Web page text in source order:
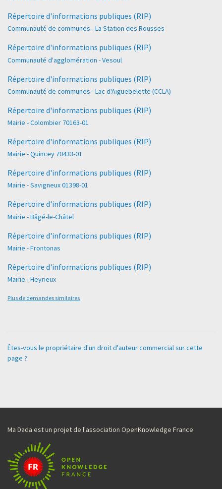
Répertoire d'informations publiques (RIP)
Communauté de communes - La Station des Rousses
Répertoire d'informations publiques (RIP)
Communauté d'agglomération - Vesoul
Répertoire d'informations publiques (RIP)
Communauté de communes - Lac d'Aiguebelette (CCLA)
Répertoire d'informations publiques (RIP)
Mairie - Colombier 70163-01
Répertoire d'informations publiques (RIP)
Mairie - Quincey 70433-01
Répertoire d'informations publiques (RIP)
Mairie - Savigneux 01398-01
Répertoire d'informations publiques (RIP)
Mairie - Bâgé-le-Châtel
Répertoire d'informations publiques (RIP)
Mairie - Frontonas
Répertoire d'informations publiques (RIP)
Mairie - Heyrieux
Plus de demandes similaires
Êtes-vous le propriétaire d'un droit d'auteur commercial sur cette
page ?
Ma Dada est un projet de l'association OpenKnowledge France